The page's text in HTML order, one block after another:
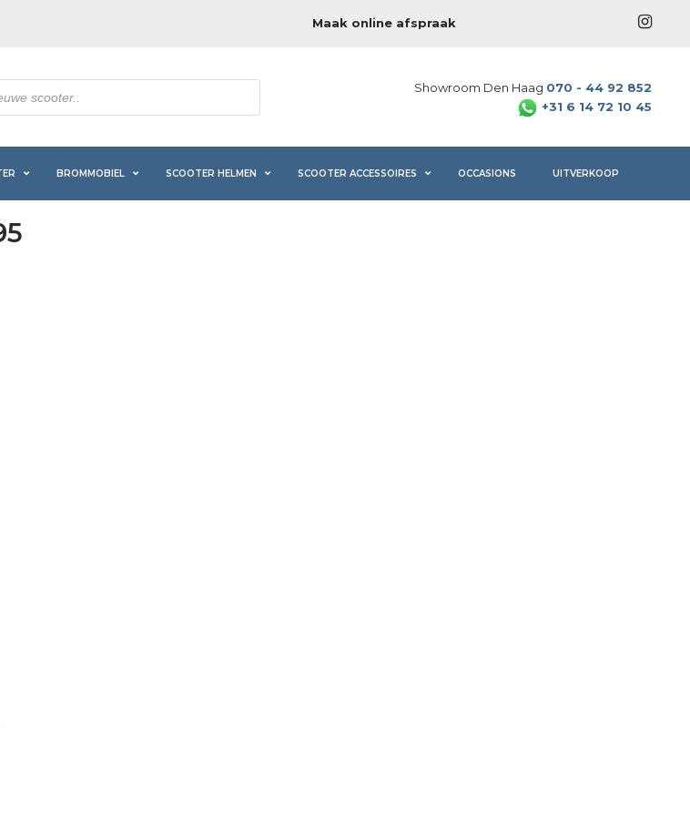
Maak online afspraak
Showroom Den Haag 070 - 44 92 852
+31 6 14 72 10 45
BROMMOBIEL SCOOTER HELMEN SCOOTER ACCESSOIRES OCCASIONS UITVERKOOP